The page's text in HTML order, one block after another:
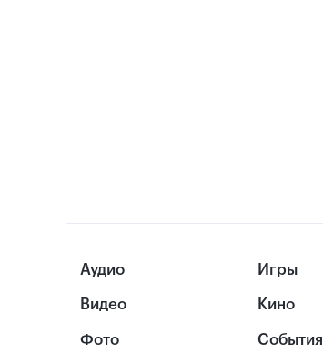
Аудио
Видео
Фото
Игры
Кино
События